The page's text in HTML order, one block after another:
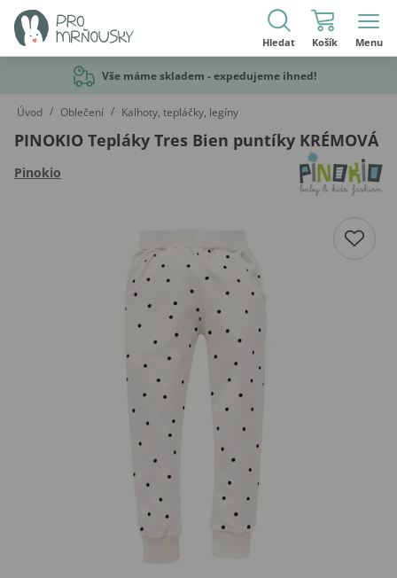
Hledat Košík Menu
Vše máme skladem - expedujeme ihned!
Úvod / Oblečení / Kalhoty, tepláčky, legíny
PINOKIO Tepláky Tres Bien puntíky KRÉMOVÁ
Pinokio